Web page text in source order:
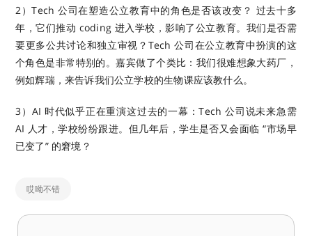
2）Tech 公司在塑造公立教育中的角色是否该改变？ 过去十多
年，它们推动 coding 进入学校，影响了公立教育。我们是否需
要更多公共讨论和独立审视？Tech 公司在公立教育中扮演的这
个角色是非常特别的。嘉宾做了个类比：我们很难想象大药厂，
例如辉瑞，来告诉我们公立学校的生物课应该教什么。
3）AI 时代似乎正在重演这过去的一幕：Tech 公司说未来急需
AI 人才，学校纷纷跟进。但几年后，学生是否又会面临 “市场早
已变了” 的窘境？
哎呦不错